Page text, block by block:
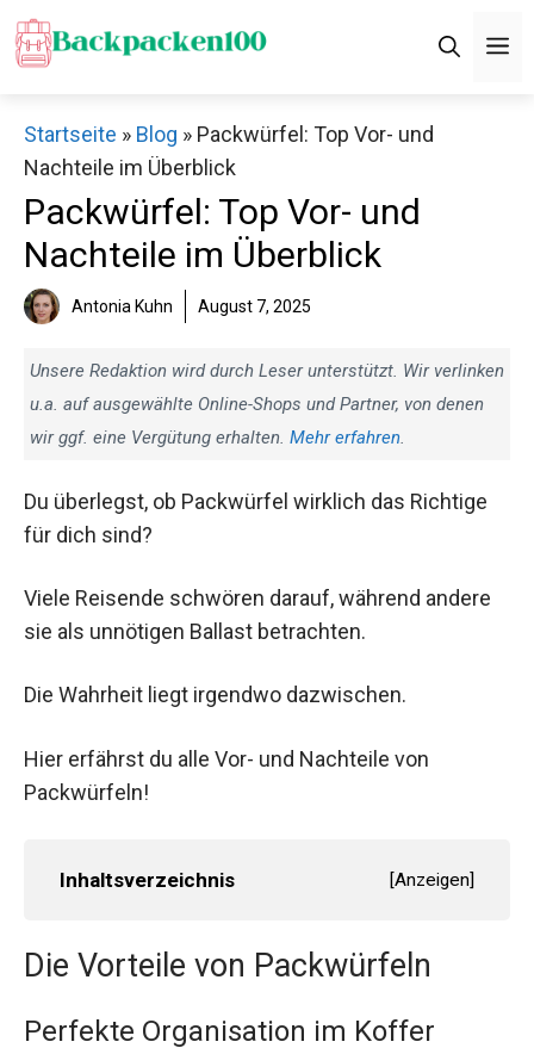
Zum
Inhalt
Startseite » Blog » Packwürfel: Top Vor- und
Nachteile im Überblick
Packwürfel: Top Vor- und
Nachteile im Überblick
Antonia Kuhn August 7, 2025
Unsere Redaktion wird durch Leser unterstützt. Wir verlinken
u.a. auf ausgewählte Online-Shops und Partner, von denen
wir ggf. eine Vergütung erhalten. Mehr erfahren.
Du überlegst, ob Packwürfel wirklich das Richtige
für dich sind?
Viele Reisende schwören darauf, während andere
sie als unnötigen Ballast betrachten.
Die Wahrheit liegt irgendwo dazwischen.
Hier erfährst du alle Vor- und Nachteile von
Packwürfeln!
Inhaltsverzeichnis [Anzeigen]
Die Vorteile von Packwürfeln
Perfekte Organisation im Koffer